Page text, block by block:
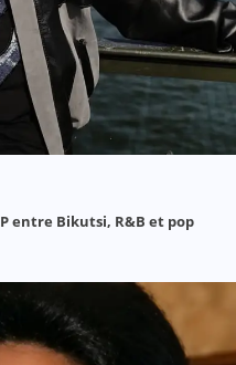
entre Bikutsi, R&B et pop